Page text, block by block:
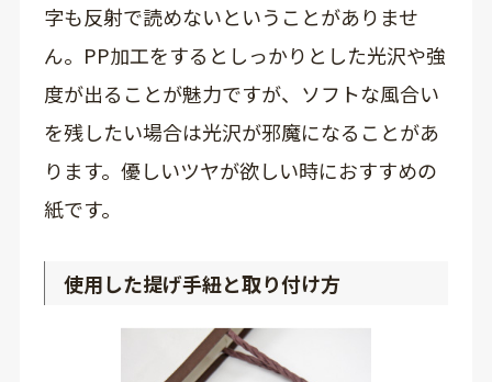
字も反射で読めないということがありませ
ん。PP加工をするとしっかりとした光沢や強
度が出ることが魅力ですが、ソフトな風合い
を残したい場合は光沢が邪魔になることがあ
ります。優しいツヤが欲しい時におすすめの
紙です。
使用した提げ手紐と取り付け方